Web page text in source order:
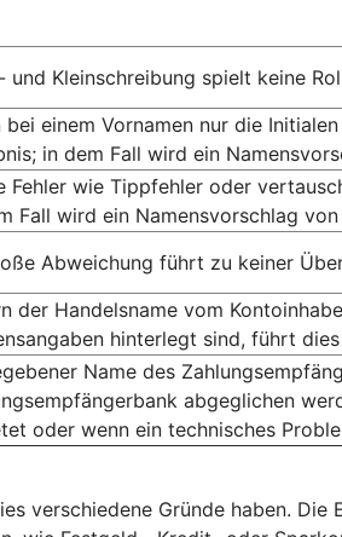
und Kleinschreibung spielt keine
bei einem Vornamen nur die
in dem Fall wird ein
Fehler wie Tippfehler oder
Fall wird ein Namensvorschlag
Abweichung führt zu keiner
der Handelsname vom
hinterlegt sind, führt
Name des
abgeglichen
oder wenn ein technisches
verschiedene Gründe haben.